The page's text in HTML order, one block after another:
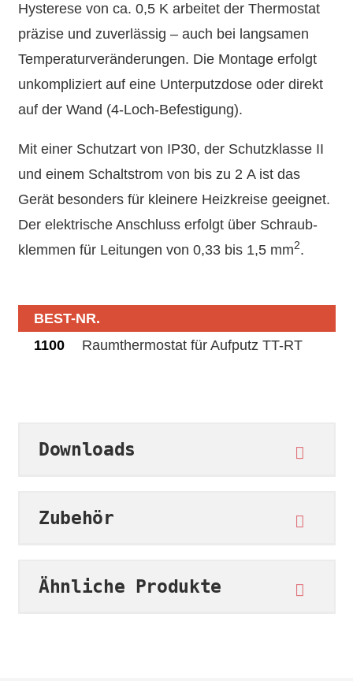
Hysterese von ca. 0,5 K arbeitet der Thermostat
präzise und zuver­lässig – auch bei langsamen
Temperatur­ver­änderungen. Die Montage erfolgt
un­kompliziert auf eine Unter­putz­dose oder direkt
auf der Wand (4-Loch-Befestigung).
Mit einer Schutzart von IP30, der Schutz­klasse II
und einem Schalt­strom von bis zu 2 A ist das
Gerät besonders für kleinere Heiz­kreise geeignet.
Der elektrische Anschluss erfolgt über Schraub­
klemmen für Leitungen von 0,33 bis 1,5 mm2.
BEST-NR.
1100
Raum­thermostat für Aufputz TT-RT
Downloads
Zubehör
Ähnliche Produkte